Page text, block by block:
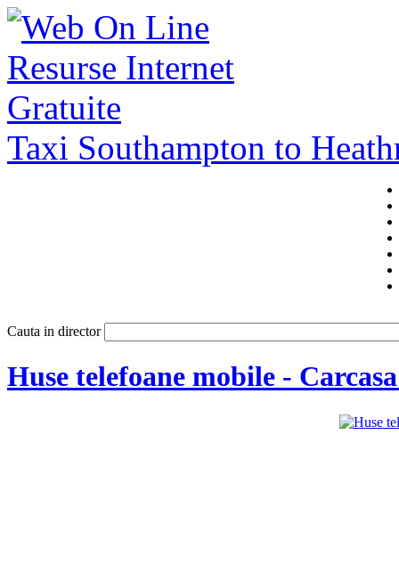
Taxi Southampton to
Cauta in director
Huse telefoane mobile -